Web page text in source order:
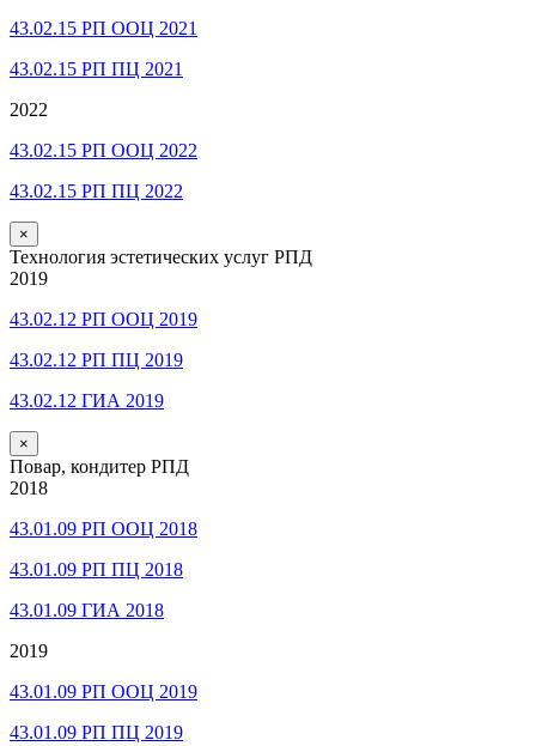
43.02.15 РП ООЦ 2021
43.02.15 РП ПЦ 2021
2022
43.02.15 РП ООЦ 2022
43.02.15 РП ПЦ 2022
×
Технология эстетических услуг РПД
2019
43.02.12 РП ООЦ 2019
43.02.12 РП ПЦ 2019
43.02.12 ГИА 2019
×
Повар, кондитер РПД
2018
43.01.09 РП ООЦ 2018
43.01.09 РП ПЦ 2018
43.01.09 ГИА 2018
2019
43.01.09 РП ООЦ 2019
43.01.09 РП ПЦ 2019